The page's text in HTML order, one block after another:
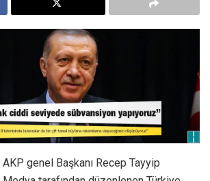
AKP genel Başkanı Recep Tayyip